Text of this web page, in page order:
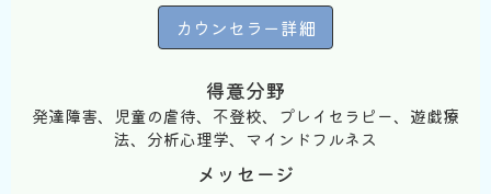
カウンセラー詳細
得意分野
発達障害、児童の虐待、不登校、プレイセラピー、遊戯療
法、分析心理学、マインドフルネス
メッセージ